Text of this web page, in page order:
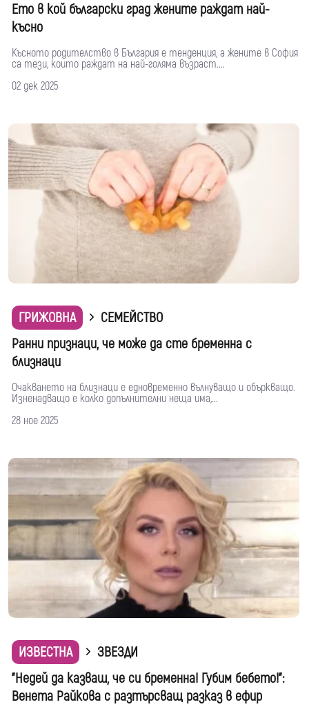
Ето в кой български град жените раждат най-
късно
Късното родителство в България е тенденция, а жените в София
са тези, които раждат на най-голяма възраст....
02 дек 2025
ГРИЖОВНА
СЕМЕЙСТВО
Ранни признаци, че може да сте бременна с
близнаци
Очакването на близнаци е едновременно вълнуващо и объркващо.
Изненадващо е колко допълнителни неща има,...
28 ное 2025
ИЗВЕСТНА
ЗВЕЗДИ
"Недей да казваш, че си бременна! Губим бебето!":
Венета Райкова с разтърсващ разказ в ефир